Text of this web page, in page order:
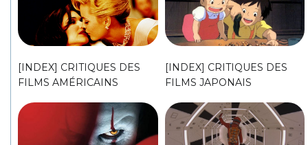
[INDEX] CRITIQUES DES
FILMS AMÉRICAINS
[INDEX] CRITIQUES DES
FILMS JAPONAIS